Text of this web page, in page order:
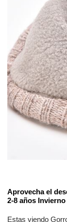
Estilos
Genero
Aprovecha el
2-8 años
Estas viendo